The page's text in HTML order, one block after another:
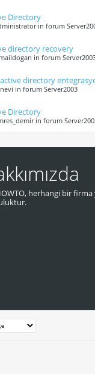
Directory
in forum
directory recovery
in forum
directory
in forum Server2003
Directory
in forum
herhangi bir firma